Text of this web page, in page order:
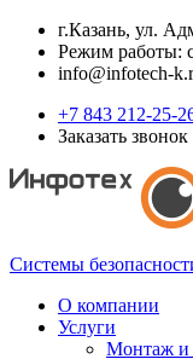
г.Казань, ул.
Режим работы:
info@infotech-
+7 843 212-25-
Заказать звонок
Системы
О компании
Услуги
Монтаж и